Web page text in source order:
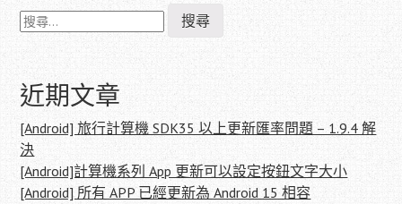
Post
navigation
搜
尋
關
字:
近期文章
[Android] 旅行計算機 SDK35 以上更新匯率問題 – 1.9.4 解
決
[Android]計算機系列 App 更新可以設定按鈕文字大小
[Android] 所有 APP 已經更新為 Android 15 相容